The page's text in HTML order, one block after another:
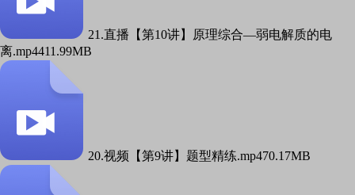
21.直播【第10讲】原理综合—弱电解质的电
离.mp4411.99MB
20.视频【第9讲】题型精练.mp470.17MB